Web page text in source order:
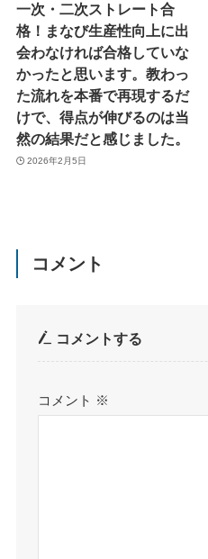
一次・二次ストレート合
格！まなび生産性向上に出
会わなければ合格していな
かったと思います。教わっ
た流れを本番で再現するだ
けで、得点が伸びるのは当
然の結果だと感じました。
2026年2月5日
コメント
コメントする
コメント ※